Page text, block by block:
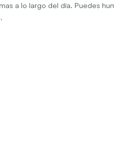
a lo largo del día. Puedes